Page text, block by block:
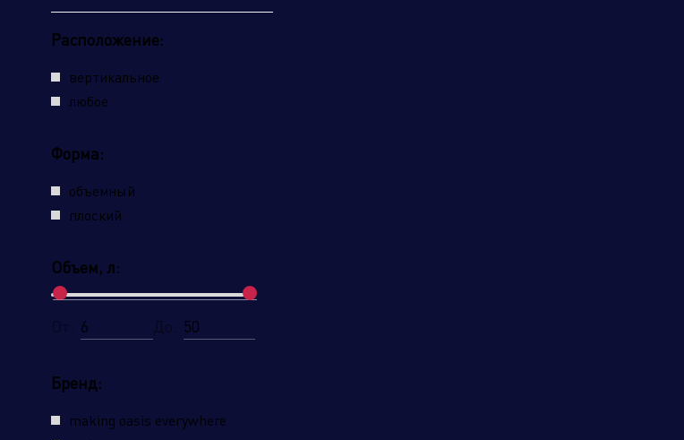
Расположение:
вертикальное
любое
Форма:
объемный
плоский
Объем, л:
От: До:
Бренд:
making oasis everywhere